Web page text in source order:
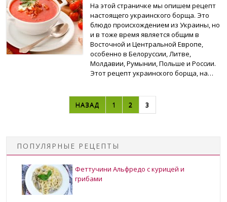
На этой страничке мы опишем рецепт
настоящего украинского борща. Это
блюдо происхождением из Украины, но
и в тоже время является общим в
Восточной и Центральной Европе,
особенно в Белоруссии, Литве,
Молдавии, Румынии, Польше и России.
Этот рецепт украинского борща, на…
НАВИГАЦИЯ ПО ЗАПИСЯМ
НАЗАД 1 2 3
ПОПУЛЯРНЫЕ РЕЦЕПТЫ
Феттучини Альфредо с курицей и
грибами